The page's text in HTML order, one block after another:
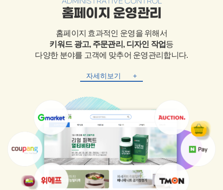
홈페이지 운영관리
홈페이지 효과적인 운영을 위해서
키워드 광고, 주문관리, 디자인 작업등
다양한 분야를 고객에 맞추어 운영관리합니다.
자세히보기 +